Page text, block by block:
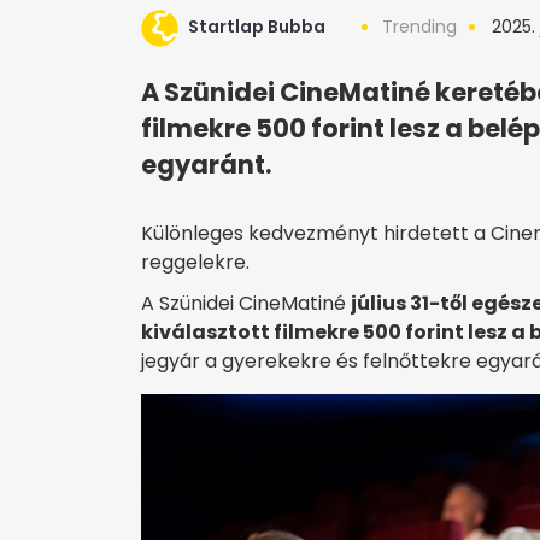
Startlap Bubba Trending
A Szünidei CineMatiné
filmekre 500 forint lesz a
egyaránt.
Különleges kedvezményt hirdetett a
reggelekre.
A Szünidei CineMatiné július 31-től
kiválasztott filmekre 500 forint lesz a
jegyár a gyerekekre és felnőttekre